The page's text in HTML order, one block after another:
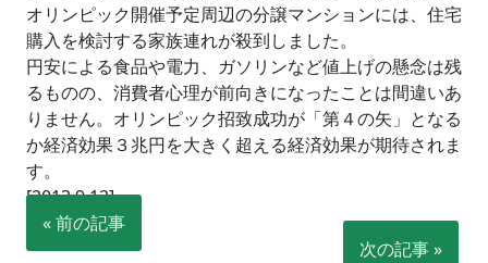
オリンピック開催予定周辺の分譲マンションには、住宅
購入を検討する家族連れが殺到しました。
円安による食品や電力、ガソリンなど値上げの懸念は残
るものの、消費者心理が前向きになったことは間違いあ
りません。オリンピック招致成功が「第４の矢」となる
か経済効果３兆円を大きく超える経済効果が期待されま
す。
[2013.9.12]
« 前の記事
次の記事 »